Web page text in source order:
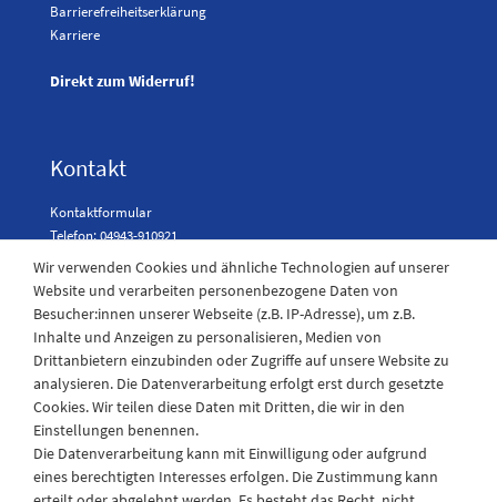
Barrierefreiheitserklärung
Karriere
Direkt zum Widerruf!
Kontakt
Kontaktformular
Telefon: 04943-910921
Laden Öffnungszeiten
Montag - Freitag
08:30 - 12:30 und 13.00 - 17.30 Uhr
Samstags
08:30 bis 12:30 Uhr
Wir verwenden Cookies und ähnliche Technologien auf unserer
Website und verarbeiten personenbezogene Daten von
Besucher:innen unserer Webseite (z.B. IP-Adresse), um z.B.
Inhalte und Anzeigen zu personalisieren, Medien von
Drittanbietern einzubinden oder Zugriffe auf unsere Website zu
analysieren. Die Datenverarbeitung erfolgt erst durch gesetzte
Cookies. Wir teilen diese Daten mit Dritten, die wir in den
Einstellungen benennen.
Die Datenverarbeitung kann mit Einwilligung oder aufgrund
eines berechtigten Interesses erfolgen. Die Zustimmung kann